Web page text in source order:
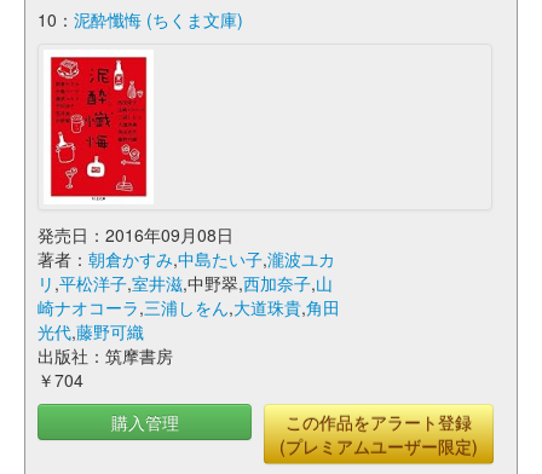
10： 泥酔懺悔 (ちくま文庫)
発売日：2016年09月08日
著者： 朝倉かすみ,中島たい子,瀧波ユカ
リ ,平松洋子,室井滋,中野翠,西加奈子,山
崎ナオコーラ,三浦しをん,大道珠貴,角田
光代,藤野可織
出版社：筑摩書房
￥704
購入管理
この作品をアラート登録
(プレミアムユーザー限定)